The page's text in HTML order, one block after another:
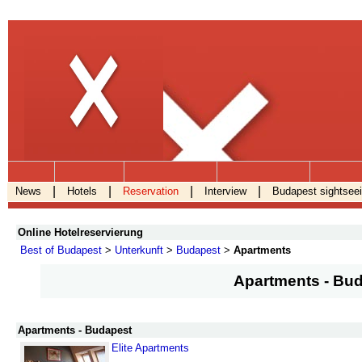
.
News Hotels Reservation Interview Budapest
Online Hotelreservierung
Best of Budapest > Unterkunft > Budapest > Apartments
Apartments -
Apartments - Budapest
Elite Apartments